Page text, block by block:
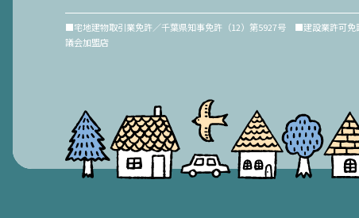
■宅地建物取引業免許／千葉県知事免許（12）第5927号 ■建設業許可
議会加盟店